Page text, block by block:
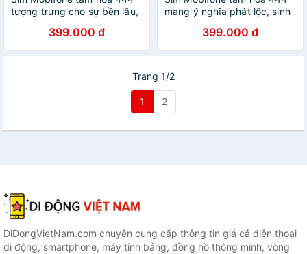
tượng trưng cho sự bền lâu,
180GB[SIM CHƯA KÍCH
HOẠT, PHẢI ĐĂNG KÝ)-
399.000 đ
mang ý nghĩa phát lộc, sinh
180GB [SIM CHƯA KÍCH
HOẠT, PHẢI ĐK CHÍNH
399.000 đ
Trang 1/2
1 2
DiDongVietNam.com chuyên cung cấp thông tin giá cả điện thoại
di động, smartphone, máy tính bảng, đồng hồ thông minh, vòng